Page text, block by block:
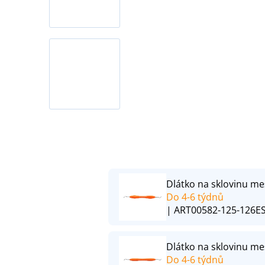
Dlátko na sklovinu
Do 4-6 týdnů
| ART00582-125-126ES
Dlátko na sklovinu
Do 4-6 týdnů